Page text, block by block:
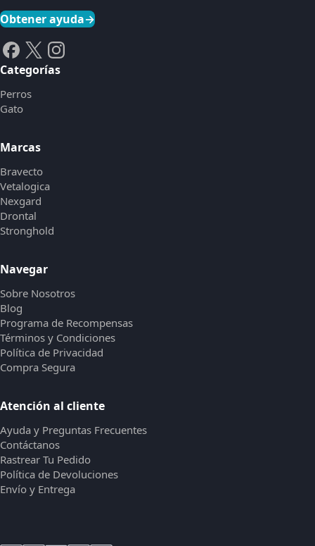
Obtener ayuda→
Categorías
Perros
Gato
Marcas
Bravecto
Vetalogica
Nexgard
Drontal
Stronghold
Navegar
Sobre Nosotros
Blog
Programa de Recompensas
Términos y Condiciones
Política de Privacidad
Compra Segura
Atención al cliente
Ayuda y Preguntas Frecuentes
Contáctanos
Rastrear Tu Pedido
Política de Devoluciones
Envío y Entrega